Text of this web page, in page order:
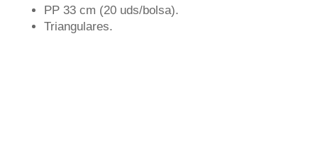
PP 33 cm (20 uds/bolsa).
Triangulares.